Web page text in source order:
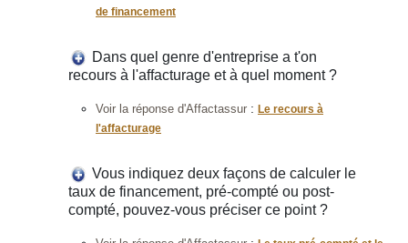
de financement
Dans quel genre d'entreprise a t'on
recours à l'affacturage et à quel moment ?
Voir la réponse d'Affactassur : Le recours à
l'affacturage
Vous indiquez deux façons de calculer le
taux de financement, pré-compté ou post-
compté, pouvez-vous préciser ce point ?